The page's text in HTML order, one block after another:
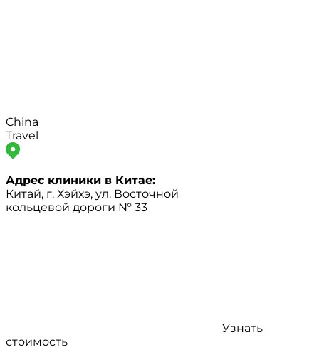
China
Travel
Адрес клиники в Китае:
Китай, г. Хэйхэ, ул. Восточной
кольцевой дороги № 33
Узнать
стоимость